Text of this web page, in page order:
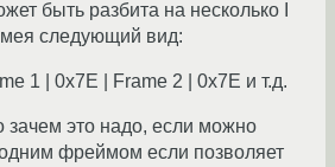
быть разбита на несколько I
следующий вид:
1 | 0x7E | Frame 2 | 0x7E и т.д.
зачем это надо, если можно
фреймом если позволяет